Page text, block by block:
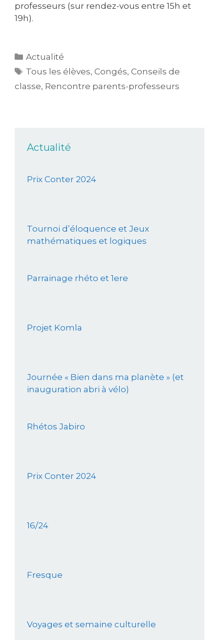
professeurs (sur rendez-vous entre 15h et
19h).
Actualité
Tous les élèves,Congés,Conseils de
classe, Rencontre parents-professeurs
Actualité
Prix Conter 2024
Tournoi d’éloquence et Jeux
mathématiques et logiques
Parrainage rhéto et 1ere
Projet Komla
Journée « Bien dans ma planète » (et
inauguration abri à vélo)
Rhétos Jabiro
Prix Conter 2024
16/24
Fresque
Voyages et semaine culturelle